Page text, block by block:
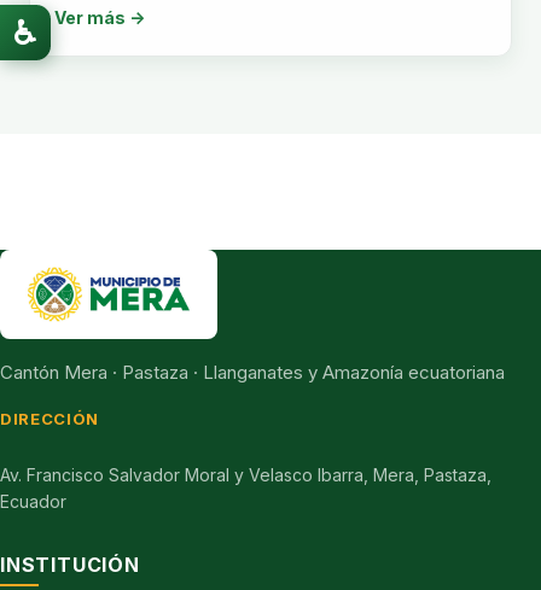
Ver más →
Cantón Mera · Pastaza · Llanganates y Amazonía ecuatoriana
DIRECCIÓN
Av. Francisco Salvador Moral y Velasco Ibarra, Mera, Pastaza,
Ecuador
INSTITUCIÓN
♿